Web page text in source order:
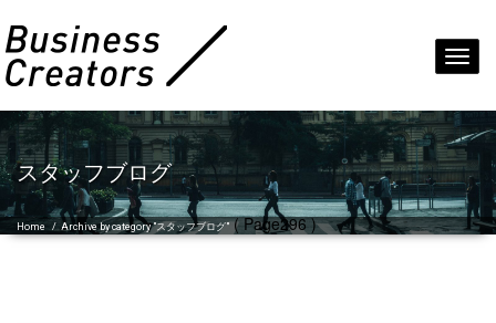
スタッフブログ
Home /Archive by category "スタッフブログ"( Page296 )